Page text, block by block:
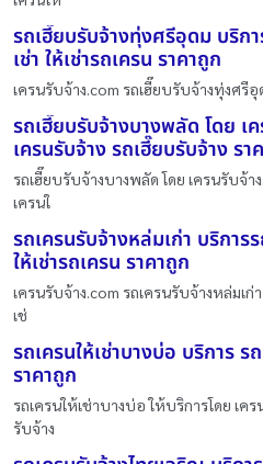
รถเฮี๊ยบรับจ้างทุ่งศรีอุดม บริกา
เช่า ให้เช่ารถเครน ราคาถูก
เครนรับจ้าง.com รถเฮี๊ยบรับจ้างทุ่งศรี
รถเฮี๊ยบรับจ้างบางพลัด โดย เ
เครนรับจ้าง รถเฮี๊ยบรับจ้าง รา
รถเฮี๊ยบรับจ้างบางพลัด โดย เครนรับจ้า
เครนใ
รถเครนรับจ้างหล่มเก่า บริการ
ให้เช่ารถเครน ราคาถูก
เครนรับจ้าง.com รถเครนรับจ้างหล่มเก่
เช่
รถเครนให้เช่าบางบ่อ บริการ
ราคาถูก
รถเครนให้เช่าบางบ่อ ให้บริการโดย เค
รับจ้าง